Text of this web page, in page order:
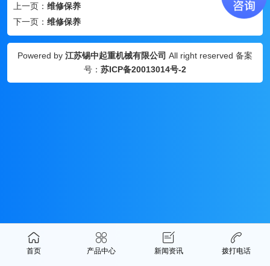
上一页： 维修保养
下一页： 维修保养
Powered by 江苏锡中起重机械有限公司 All right reserved 备案
号： 苏ICP备20013014号-2
首页 产品中心 新闻资讯 拨打电话